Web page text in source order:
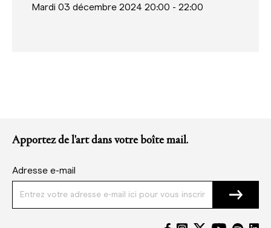
Mardi 03 décembre 2024 20:00 - 22:00
Apportez de l'art dans votre boîte mail.
Adresse e-mail